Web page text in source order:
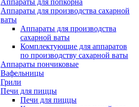
Аппараты для попкорна
Аппараты для производства сахарной
ваты
Аппараты для производства
сахарной ваты
Комплектующие для аппаратов
по производству сахарной ваты
Аппараты пончиковые
Вафельницы
Грили
Печи для пиццы
Печи для пиццы